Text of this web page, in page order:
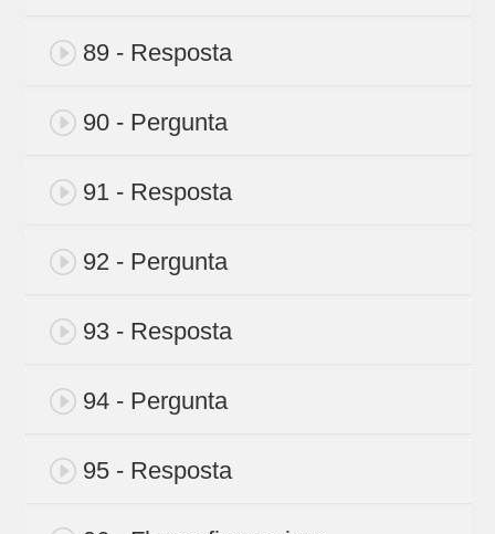
89 - Resposta
90 - Pergunta
91 - Resposta
92 - Pergunta
93 - Resposta
94 - Pergunta
95 - Resposta